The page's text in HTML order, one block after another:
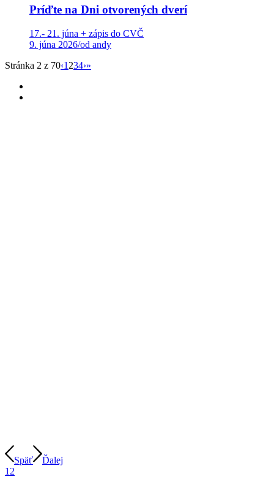
Príďte na Dni otvorených dverí
17.- 21. júna + zápis do CVČ
9. júna 2026/od andy
Stránka 2 z 70‹1 234›»
Späť
Ďalej
1 2